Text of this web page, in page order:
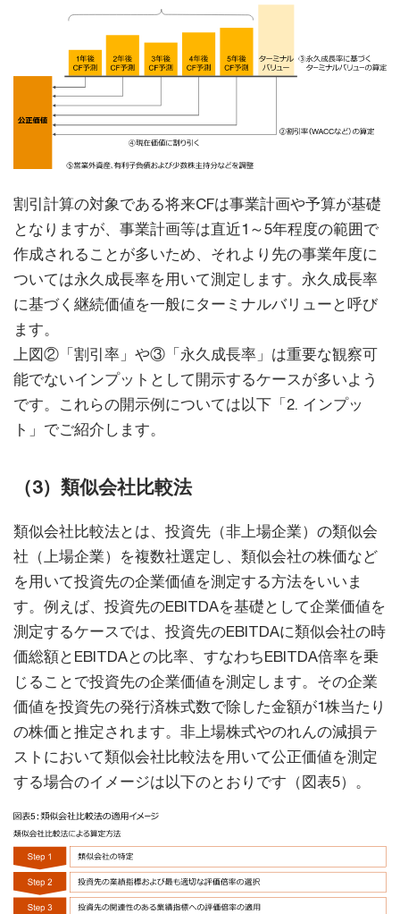
割引計算の対象である将来CFは事業計画や予算が基礎
となりますが、事業計画等は直近1～5年程度の範囲で
作成されることが多いため、それより先の事業年度に
ついては永久成長率を用いて測定します。永久成長率
に基づく継続価値を一般にターミナルバリューと呼び
ます。
上図②「割引率」や③「永久成長率」は重要な観察可
能でないインプットとして開示するケースが多いよう
です。これらの開示例については以下「2. インプッ
ト」でご紹介します。
（3）類似会社比較法
類似会社比較法とは、投資先（非上場企業）の類似会
社（上場企業）を複数社選定し、類似会社の株価など
を用いて投資先の企業価値を測定する方法をいいま
す。例えば、投資先のEBITDAを基礎として企業価値を
測定するケースでは、投資先のEBITDAに類似会社の時
価総額とEBITDAとの比率、すなわちEBITDA倍率を乗
じることで投資先の企業価値を測定します。その企業
価値を投資先の発行済株式数で除した金額が1株当たり
の株価と推定されます。非上場株式やのれんの減損テ
ストにおいて類似会社比較法を用いて公正価値を測定
する場合のイメージは以下のとおりです（図表5）。